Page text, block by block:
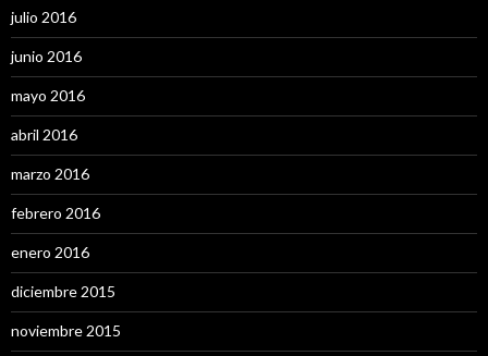
julio 2016
junio 2016
mayo 2016
abril 2016
marzo 2016
febrero 2016
enero 2016
diciembre 2015
noviembre 2015